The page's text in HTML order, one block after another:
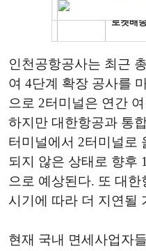
인천공항공사는 최근
여 4단계 확장 공사를
으로 2터미널은 연간
하지만 대한항공과 통
터미널에서 2터미널로
되지 않은 상태로 향후
으로 예상된다. 또 대
시기에 따라 더 지연될
현재 국내 면세사업자